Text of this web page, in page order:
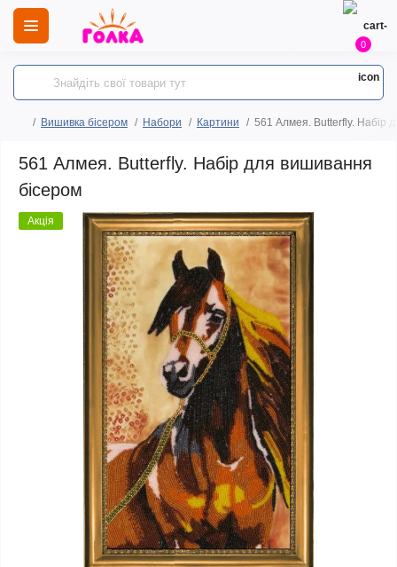
0
Вишивка бісером Набори Картини 561 Алмея. Butterfly. Набір
561 Алмея. Butterfly. Набір для вишивання
бісером
Акція